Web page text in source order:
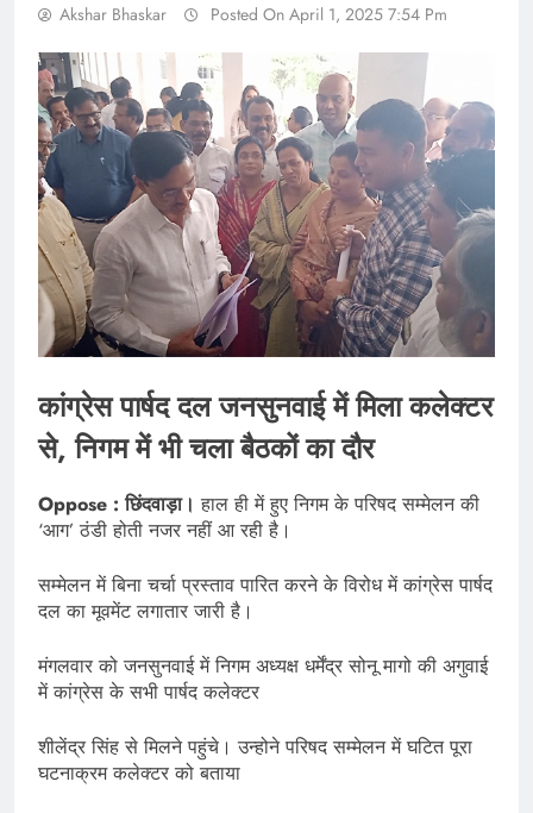
Akshar Bhaskar Posted On April 1, 2025 7:54 Pm
कांग्रेस पार्षद दल जनसुनवाई में मिला कलेक्टर
से, निगम में भी चला बैठकों का दौर
Oppose : छिंदवाड़ा। हाल ही में हुए निगम के परिषद सम्मेलन की
‘आग’ ठंडी होती नजर नहीं आ रही है।
सम्मेलन में बिना चर्चा प्रस्ताव पारित करने के विरोध में कांग्रेस पार्षद
दल का मूवमेंट लगातार जारी है।
मंगलवार को जनसुनवाई में निगम अध्यक्ष धर्मेंद्र सोनू मागो की अगुवाई
में कांग्रेस के सभी पार्षद कलेक्टर
शीलेंद्र सिंह से मिलने पहुंचे। उन्होने परिषद सम्मेलन में घटित पूरा
घटनाक्रम कलेक्टर को बताया